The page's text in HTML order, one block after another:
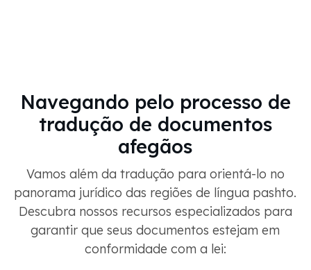
Navegando pelo processo de
tradução de documentos
afegãos
Vamos além da tradução para orientá-lo no
panorama jurídico das regiões de língua pashto.
Descubra nossos recursos especializados para
garantir que seus documentos estejam em
conformidade com a lei: